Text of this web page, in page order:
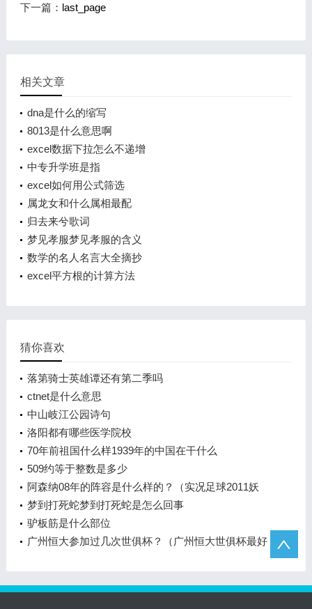
下一篇： last_page
相关文章
dna是什么的缩写
8013是什么意思啊
excel数据下拉怎么不递增
中专升学班是指
excel如何用公式筛选
属龙女和什么属相最配
归去来兮歌词
梦见孝服梦见孝服的含义
数学的名人名言大全摘抄
excel平方根的计算方法
猜你喜欢
落第骑士英雄谭还有第二季吗
ctnet是什么意思
中山岐江公园诗句
洛阳都有哪些医学院校
70年前祖国什么样1939年的中国在干什么
509约等于整数是多少
阿森纳08年的阵容是什么样的？（实况足球2011妖
人？）
梦到打死蛇梦到打死蛇是怎么回事
驴板筋是什么部位
广州恒大参加过几次世俱杯？（广州恒大世俱杯最好